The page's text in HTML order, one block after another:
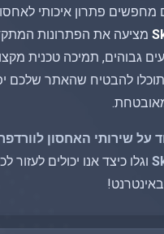
פתרון איכותי
מציעה את הפתרונות
גבוהים, תמיכה טכנית
להבטיח שהאתר שלכם
על שירותי האחסון
וגלו כיצד אנו יכולים לעזור